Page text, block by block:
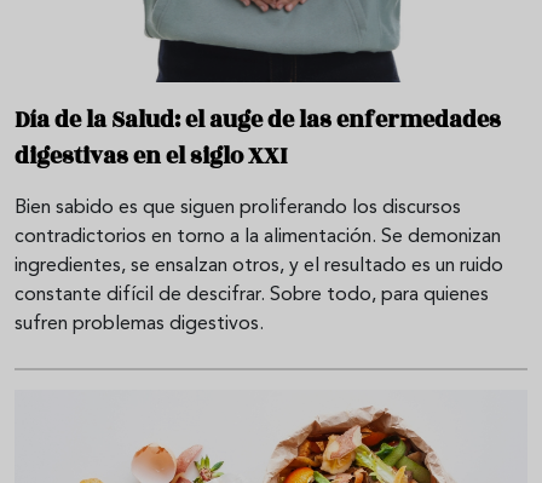
Día de la Salud: el auge de las enfermedades
digestivas en el siglo XXI
Bien sabido es que siguen proliferando los discursos
contradictorios en torno a la alimentación. Se demonizan
ingredientes, se ensalzan otros, y el resultado es un ruido
constante difícil de descifrar. Sobre todo, para quienes
sufren problemas digestivos.